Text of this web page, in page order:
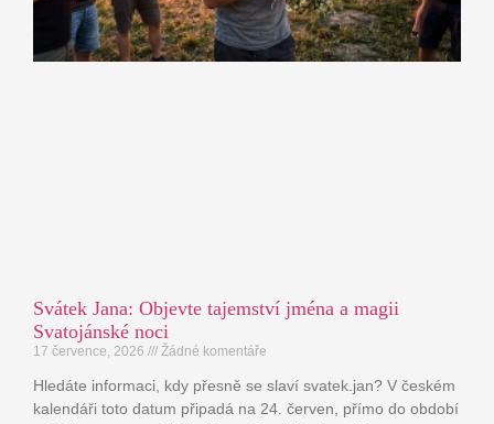
Svátek Jana: Objevte tajemství jména a magii
Svatojánské noci
17 července, 2026 Žádné komentáře
Hledáte informaci, kdy přesně se slaví svatek.jan? V českém
kalendáři toto datum připadá na 24. červen, přímo do období